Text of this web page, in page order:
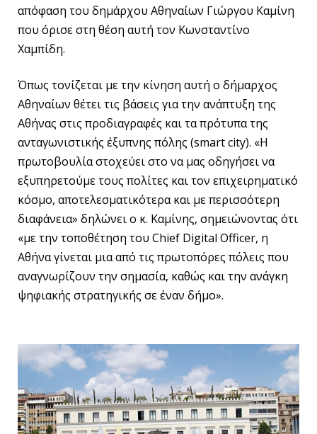
απόφαση του δημάρχου Αθηναίων Γιώργου Καμίνη
που όρισε στη θέση αυτή τον Κωνσταντίνο
Χαμπίδη.
Όπως τονίζεται με την κίνηση αυτή ο δήμαρχος
Αθηναίων θέτει τις βάσεις για την ανάπτυξη της
Αθήνας στις προδιαγραφές και τα πρότυπα της
ανταγωνιστικής έξυπνης πόλης (smart city). «Η
πρωτοβουλία στοχεύει στο να μας οδηγήσει να
εξυπηρετούμε τους πολίτες και τον επιχειρηματικό
κόσμο, αποτελεσματικότερα και με περισσότερη
διαφάνεια» δηλώνει ο κ. Καμίνης, σημειώνοντας ότι
«με την τοποθέτηση του Chief Digital Officer, η
Αθήνα γίνεται μια από τις πρωτοπόρες πόλεις που
αναγνωρίζουν την σημασία, καθώς και την ανάγκη
ψηφιακής στρατηγικής σε έναν δήμο».